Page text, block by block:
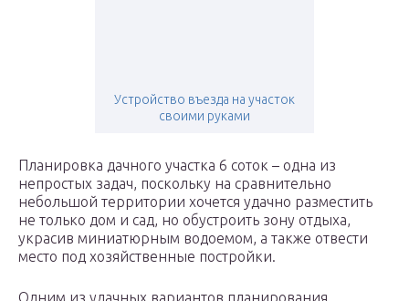
Устройство въезда на участок
своими руками
Планировка дачного участка 6 соток – одна из
непростых задач, поскольку на сравнительно
небольшой территории хочется удачно разместить
не только дом и сад, но обустроить зону отдыха,
украсив миниатюрным водоемом, а также отвести
место под хозяйственные постройки.
Одним из удачных вариантов планирования